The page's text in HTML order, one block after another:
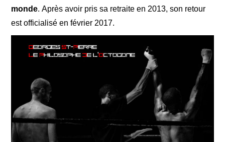
monde. Après avoir pris sa retraite en 2013, son retour
est officialisé en février 2017.